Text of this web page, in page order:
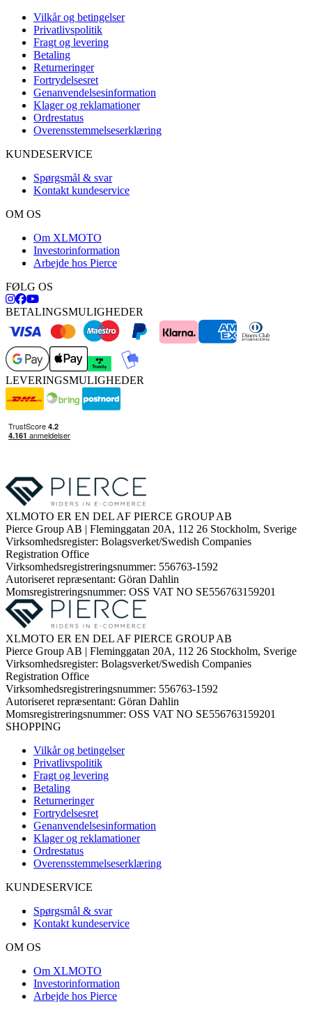
Vilkår og betingelser
Privatlivspolitik
Fragt og levering
Betaling
Returneringer
Fortrydelsesret
Genanvendelsesinformation
Klager og reklamationer
Ordrestatus
Overensstemmelseserklæring
KUNDESERVICE
Spørgsmål & svar
Kontakt kundeservice
OM OS
Om XLMOTO
Investorinformation
Arbejde hos Pierce
FØLG OS
BETALINGSMULIGHEDER
LEVERINGSMULIGHEDER
XLMOTO ER EN DEL AF PIERCE GROUP AB
Pierce Group AB | Fleminggatan 20A, 112 26 Stockholm, Sverige
Virksomhedsregister: Bolagsverket/Swedish Companies
Registration Office
Virksomhedsregistreringsnummer: 556763-1592
Autoriseret repræsentant: Göran Dahlin
Momsregistreringsnummer: OSS VAT NO SE556763159201
XLMOTO ER EN DEL AF PIERCE GROUP AB
Pierce Group AB | Fleminggatan 20A, 112 26 Stockholm, Sverige
Virksomhedsregister: Bolagsverket/Swedish Companies
Registration Office
Virksomhedsregistreringsnummer: 556763-1592
Autoriseret repræsentant: Göran Dahlin
Momsregistreringsnummer: OSS VAT NO SE556763159201
SHOPPING
Vilkår og betingelser
Privatlivspolitik
Fragt og levering
Betaling
Returneringer
Fortrydelsesret
Genanvendelsesinformation
Klager og reklamationer
Ordrestatus
Overensstemmelseserklæring
KUNDESERVICE
Spørgsmål & svar
Kontakt kundeservice
OM OS
Om XLMOTO
Investorinformation
Arbejde hos Pierce